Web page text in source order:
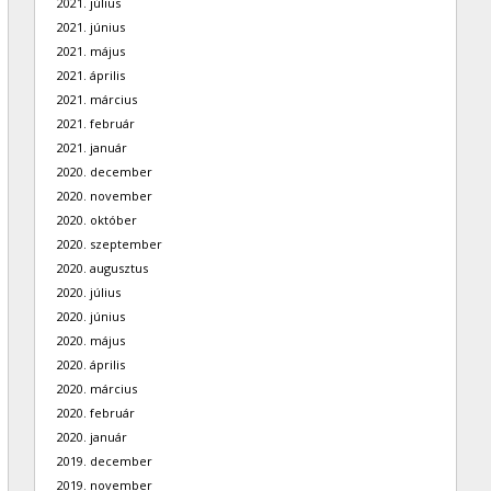
2021. június
2021. május
2021. április
2021. március
2021. február
2021. január
2020. december
2020. november
2020. október
2020. szeptember
2020. augusztus
2020. július
2020. június
2020. május
2020. április
2020. március
2020. február
2020. január
2019. december
2019. november